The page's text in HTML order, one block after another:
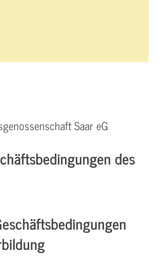
Saar eG
des